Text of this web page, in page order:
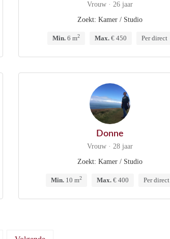
Vrouw · 26 jaar
Zoekt: Kamer / Studio
Min. 6 m2 Max. € 450 Per direct
Donne
Vrouw · 28 jaar
Zoekt: Kamer / Studio
Min.10 m2 Max.€ 400 Per direct